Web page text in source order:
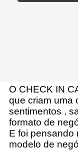
O CHECK IN
que criam uma
sentimentos ,
formato de
E foi pensando
modelo de